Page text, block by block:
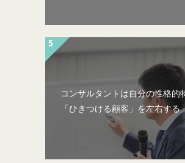
コンサルタントは自分の性格的
「ひきつける顧客」を左右する